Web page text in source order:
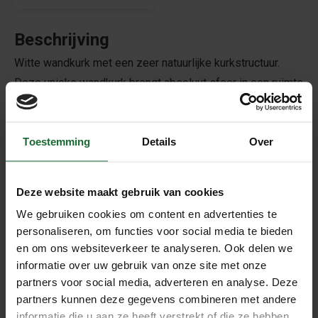
Toestemming Details Over
Deze website maakt gebruik van cookies
We gebruiken cookies om content en advertenties te
personaliseren, om functies voor social media te bieden
en om ons websiteverkeer te analyseren. Ook delen we
informatie over uw gebruik van onze site met onze
partners voor social media, adverteren en analyse. Deze
partners kunnen deze gegevens combineren met andere
Beschrijving
Witte wandkurk met een zeer natuurlijke kurkstructuur.
Deze unieke wandkurk brengt absoluut sfeer in een ruimte
dankzij het natuurlijke en mooie design. De tegels hebben
een speldje of punaise nog wat in te prikken.
Deze wandkurk kan worden verlijmd met tweezijdige
contactlijm. Bij gebruik van deze lijm dient zowel de
kurktegel als de wand in de lijm gezet te worden. Wij
bieden een voorlijm service aan zodat u zelf enkel de
wand nog in de lijm hoeft te zetten. De meerprijs welke wij
vragen voor het voorlijmen is voor de arbeid en de
benodigde lijm. U hoeft dus niks meer mee te bestellen